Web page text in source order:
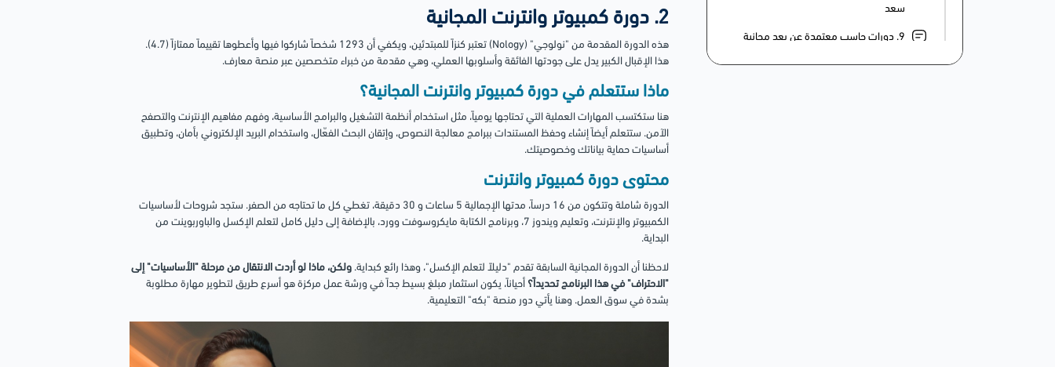
سعد
9. دورات حاسب معتمدة عن بعد مجانية
2. دورة كمبيوتر وانترنت المجانية
هذه الدورة المقدمة من "نولوجي" (Nology) تعتبر كنزاً للمبتدئين، ويكفي أن 1293 شخصاً شاركوا فيها وأعطوها تقييماً ممتازاً (4.7).
هذا الإقبال الكبير يدل على جودتها الفائقة وأسلوبها العملي، وهي مقدمة من خبراء متخصصين عبر منصة معارف.
ماذا ستتعلم في دورة كمبيوتر وانترنت المجانية؟
هنا ستكتسب المهارات العملية التي تحتاجها يومياً، مثل استخدام أنظمة التشغيل والبرامج الأساسية، وفهم مفاهيم الإنترنت والتصفح
الآمن. ستتعلم أيضاً إنشاء وحفظ المستندات ببرامج معالجة النصوص، وإتقان البحث الفعّال، واستخدام البريد الإلكتروني بأمان، وتطبيق
أساسيات حماية بياناتك وخصوصيتك.
محتوى دورة كمبيوتر وانترنت
الدورة شاملة وتتكون من 16 درساً، مدتها الإجمالية 5 ساعات و 30 دقيقة، تغطي كل ما تحتاجه من الصفر. ستجد شروحات لأساسيات
الكمبيوتر والإنترنت، وتعليم ويندوز 7، وبرنامج الكتابة مايكروسوفت وورد، بالإضافة إلى دليل كامل لتعلم الإكسل والباوربوينت من
البداية.
لاحظنا أن الدورة المجانية السابقة تقدم "دليلاً لتعلم الإكسل"، وهذا رائع كبداية.ولكن، ماذا لو أردت الانتقال من مرحلة "الأساسيات" إلى
"الاحتراف" في هذا البرنامج تحديداً؟ أحياناً، يكون استثمار مبلغ بسيط جداً في ورشة عمل مركزة هو أسرع طريق لتطوير مهارة مطلوبة
بشدة في سوق العمل. وهنا يأتي دور منصة "بكه" التعليمية.